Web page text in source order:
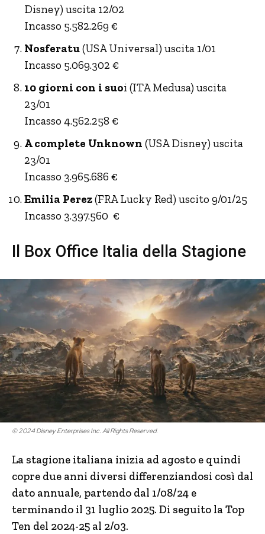
Disney) uscita 12/02
Incasso 5.582.269 €
Nosferatu(USA Universal) uscita 1/01
Incasso 5.069.302 €
10 giorni con i suoi (ITA Medusa) uscita
23/01
Incasso 4.562.258 €
A complete Unknown (USA Disney) uscita
23/01
Incasso 3.965.686 €
Emilia Perez(FRA Lucky Red) uscito 9/01/25
Incasso 3.397.560 €
Il Box Office Italia della Stagione
© 2024 Disney Enterprises Inc. All Rights Reserved.
La stagione italiana inizia ad agosto e quindi
copre due anni diversi differenziandosi così dal
dato annuale, partendo dal 1/08/24 e
terminando il 31 luglio 2025. Di seguito la Top
Ten del 2024-25 al 2/03.